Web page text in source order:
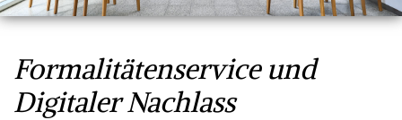
Formalitätenservice und
Digitaler Nachlass